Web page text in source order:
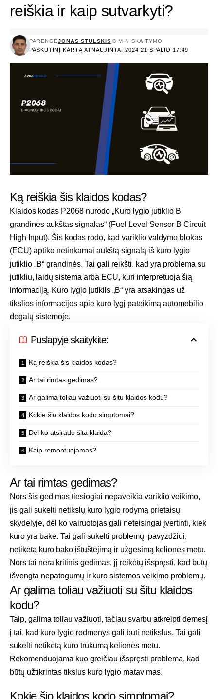
reiškia ir kaip sutvarkyti?
PASKUTINĮ KARTĄ ATNAUJINTA: 2024 21 SPALIO 17:49
PARENGĖJONAS STULSKIS 3 MIN SKAITYMO
Ką reiškia šis klaidos kodas?
Klaidos kodas P2068 nurodo „Kuro lygio jutiklio B
grandinės aukštas signalas“ (Fuel Level Sensor B Circuit
High Input). Šis kodas rodo, kad variklio valdymo blokas
(ECU) aptiko netinkamai aukštą signalą iš kuro lygio
jutiklio „B“ grandinės. Tai gali reikšti, kad yra problema su
jutikliu, laidų sistema arba ECU, kuri interpretuoja šią
informaciją. Kuro lygio jutiklis „B“ yra atsakingas už
tikslios informacijos apie kuro lygį pateikimą automobilio
degalų sistemoje.
Puslapyje skaitykite:
Ką reiškia šis klaidos kodas?
Ar tai rimtas gedimas?
Ar galima toliau važiuoti su šitu klaidos kodu?
Kokie šio klaidos kodo simptomai?
Dėl ko atsirado šita klaida?
Kaip remontuojamas?
Ar tai rimtas gedimas?
Nors šis gedimas tiesiogiai nepaveikia variklio veikimo,
jis gali sukelti netikslų kuro lygio rodymą prietaisų
skydelyje, dėl ko vairuotojas gali neteisingai įvertinti, kiek
kuro yra bake. Tai gali sukelti problemų, pavyzdžiui,
netikėtą kuro bako ištuštėjimą ir užgesimą kelionės metu.
Nors tai nėra kritinis gedimas, jį reikėtų išspręsti, kad būtų
išvengta nepatogumų ir kuro sistemos veikimo problemų.
Ar galima toliau važiuoti su šitu klaidos
kodu?
Taip, galima toliau važiuoti, tačiau svarbu atkreipti dėmesį
į tai, kad kuro lygio rodmenys gali būti netikslūs. Tai gali
sukelti netikėtą kuro trūkumą kelionės metu.
Rekomenduojama kuo greičiau išspręsti problemą, kad
būtų užtikrintas tikslus kuro lygio matavimas.
Kokie šio klaidos kodo simptomai?